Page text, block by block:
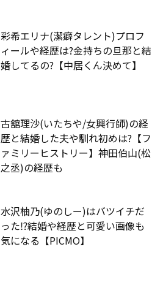
彩希エリナ(潔癖タレント)プロフ
ィールや経歴は?金持ちの旦那と結
婚してるの?【中居くん決めて】
古舘理沙(いたちや/女興行師)の経
歴と結婚した夫や馴れ初めは?【フ
ァミリーヒストリー】神田伯山(松
之丞)の経歴も
水沢柚乃(ゆのしー)はバツイチだ
った⁉︎結婚や経歴と可愛い画像も
気になる【PICMO】